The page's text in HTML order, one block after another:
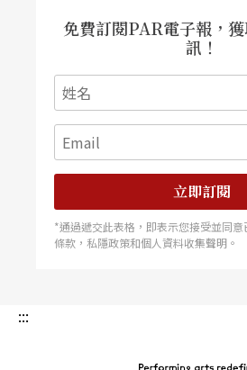
免費訂閱PAR電子報，
訊！
立即訂閱
*通過遞交此表格，即表示您接受並同
條款，私隱政策和個人資料收集聲明。
:::